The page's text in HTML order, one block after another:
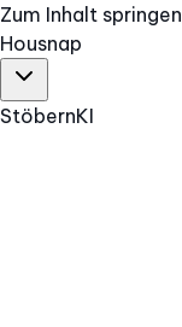
Zum Inhalt springen
Housnap
StöbernKI